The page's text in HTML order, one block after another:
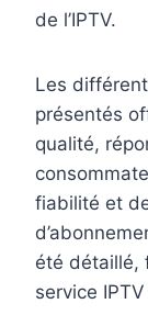
de l’IPTV.
Les
présentés
qualité,
fiabilité et
été détaillé,
service